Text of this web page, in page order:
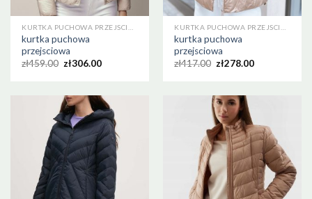
kurtka puchowa
przejsciowa
zł459.00 zł306.00
kurtka puchowa
przejsciowa
zł417.00 zł278.00